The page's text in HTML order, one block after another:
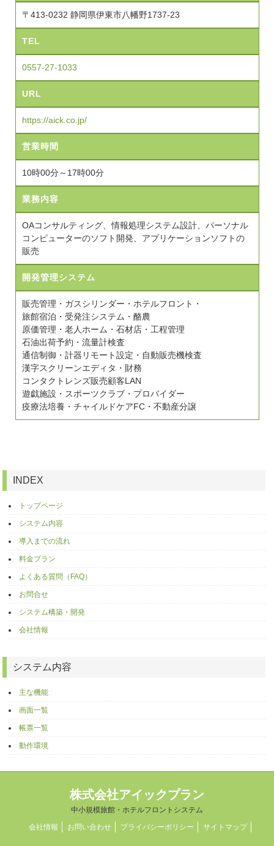
〒413-0232 静岡県伊東市八幡野1737-23
TEL
0557-27-1033
URL
https://aick.co.jp/
営業時間
10時00分～17時00分
業務内容
OAコンサルティング、情報処理システム設計、パーソナル
コンピューターのソフト開発、アプリケーションソフトの
販売
開発管理システム
販売管理・ガスシリンダー・ホテルフロント・
旅館宿泊・受発注システム・酪農
原価管理・老人ホーム・石材店・工程管理
石油出荷予約・流量計検査
通信制御・計器リモート設定・自動販売機検査
漢字スクリーンエディタ・財務
コンタクトレンズ販売顧客LAN
遊戯施設・スポーツクラブ・プロバイダー
疫療法培養・チャイルドケアFC・不動産分譲
INDEX
トップページ
システム内容
導入までの流れ
料金プラン
よくある質問（FAQ）
お問合せ
システム構築・開発
会社情報
システム内容
主な機能
画面一覧
帳票一覧
動作環境
株式会社アイックプラン
中小規模旅館・ホテルフロントシステム
会社情報
お問い合わせ プライバシーポリシー サイトマップ